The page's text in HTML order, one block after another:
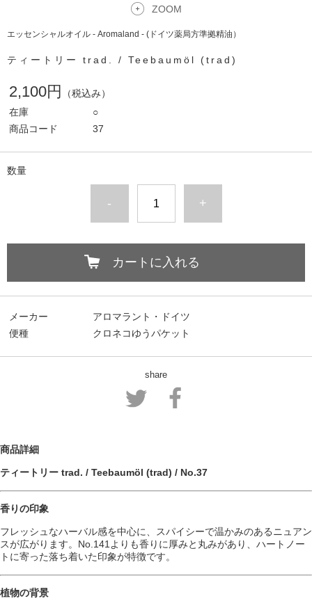
ZOOM
エッセンシャルオイル - Aromaland - (ドイツ薬局方準拠精油）
ティートリー trad. / Teebaumöl (trad)
2,100円
（税込み）
在庫
○
商品コード
37
数量
- +
カートに入れる
メーカー
アロマラント・ドイツ
便種
クロネコゆうパケット
share
商品詳細
ティートリー trad. / Teebaumöl (trad) / No.37
香りの印象
フレッシュなハーバル感を中心に、スパイシーで温かみのあるニュアン
スが広がります。No.141よりも香りに厚みと丸みがあり、ハートノー
トに寄った落ち着いた印象が特徴です。
植物の背景